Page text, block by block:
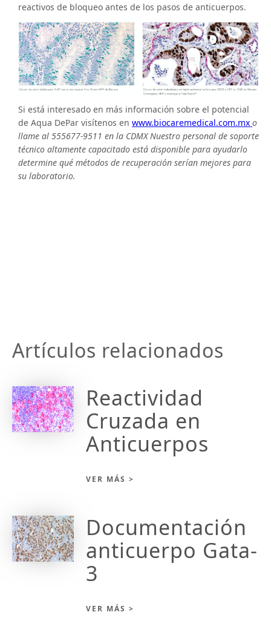
reactivos de bloqueo antes de los pasos de anticuerpos.
Si está interesado en más información sobre el potencial
de Aqua DePar visítenos en www.biocaremedical.com.mx o
llame al 555677-9511 en la CDMX Nuestro personal de soporte
técnico altamente capacitado está disponible para ayudarlo
determine qué métodos de recuperación serían mejores para
su laboratorio.
Artículos relacionados
Reactividad
Cruzada en
Anticuerpos
VER MÁS >
Documentación
anticuerpo Gata-
3
VER MÁS >